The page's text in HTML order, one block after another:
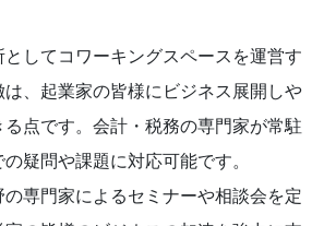
してコワーキングスペースを運営す
は、起業家の皆様にビジネス展開しや
点です。会計・税務の専門家が常駐
疑問や課題に対応可能です。
専門家によるセミナーや相談会を定